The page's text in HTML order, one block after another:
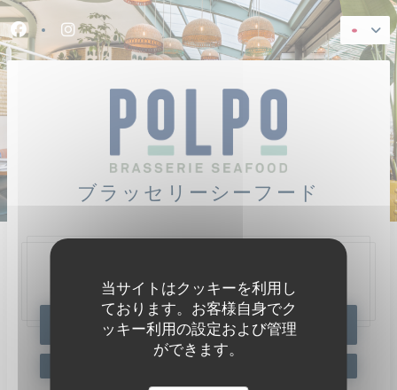
クッキー利用の管理について
当サイトはクッキーを利用し
ております。お客様自身でク
ッキー利用の設定および管理
ができます。
Facebook ((新しいウィンドウで開きます))
Instagram ((新しいウィンドウで開きます))
ブラッセリーシーフード
47, Quai Charles Pasqua, 92300 Levallois-Perret
予約